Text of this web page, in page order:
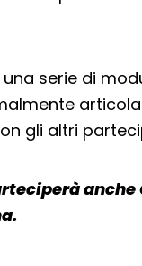
serie di
gli altri